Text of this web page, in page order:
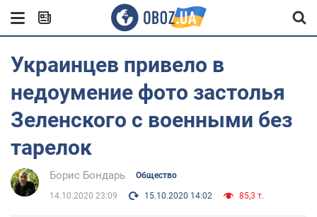
Украинцев привело в
недоумение фото застолья
Зеленского с военными без
тарелок
Борис Бондарь Общество
14.10.2020 23:09 15.10.2020 14:02 85,3 т.